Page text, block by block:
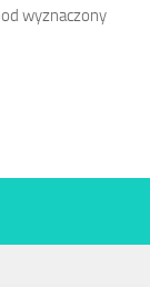
wyznaczony